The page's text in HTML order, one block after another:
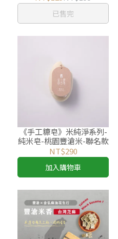
已售完
《手工糠皂》米純淨系列-
純米皂-桃園豐滄米-聯名款
NT$290
加入購物車